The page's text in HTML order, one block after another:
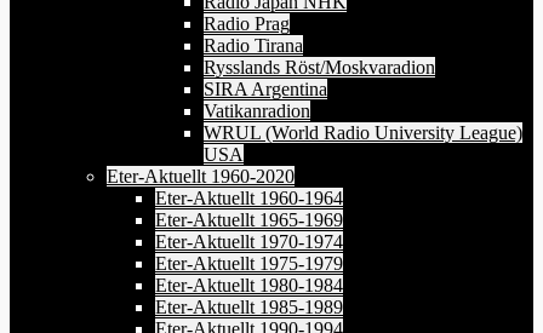
Radio Prag
Radio Tirana
Rysslands Röst/Moskvaradion
SIRA Argentina
Vatikanradion
WRUL (World Radio University League)
USA
Eter-Aktuellt 1960-2020
Eter-Aktuellt 1960-1964
Eter-Aktuellt 1965-1969
Eter-Aktuellt 1970-1974
Eter-Aktuellt 1975-1979
Eter-Aktuellt 1980-1984
Eter-Aktuellt 1985-1989
Eter-Aktuellt 1990-1994